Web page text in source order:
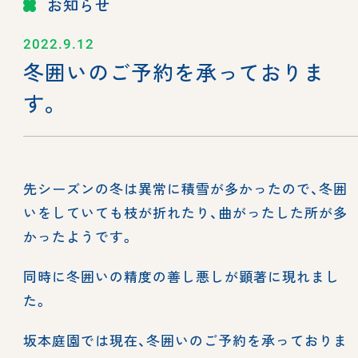
お知らせ
2022.9.12
冬囲いのご予約を承っておりま
す。
先シーズンの冬は異常に積雪が多かったので、冬囲
いをしていても枝が折れたり、曲がったした所が多
かったようです。
同時に冬囲いの精度の善し悪しが顕著に現れまし
た。
坂本庭園では現在、冬囲いのご予約を承っておりま